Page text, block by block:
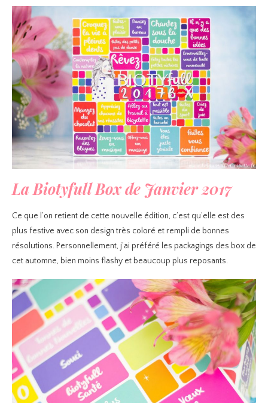
La Biotyfull Box de Janvier 2017
Ce que l’on retient de cette nouvelle édition, c’est qu’elle est des
plus festive avec son design très coloré et rempli de bonnes
résolutions. Personnellement, j’ai préféré les packagings des box de
cet automne, bien moins flashy et beaucoup plus reposants.